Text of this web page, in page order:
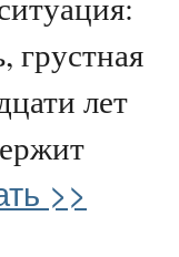
грустная
лет
>>